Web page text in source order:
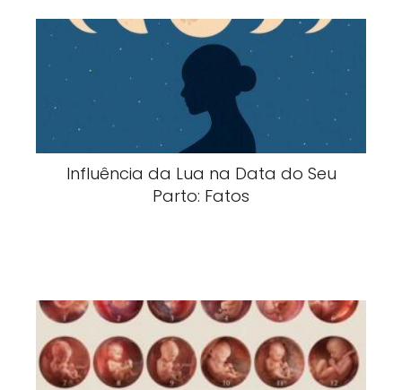
Influência da Lua na Data do Seu
Parto: Fatos